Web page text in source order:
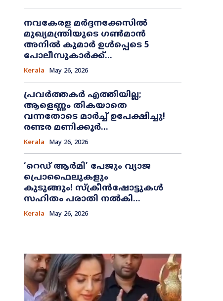
നവകേരള മർദ്ദനക്കേസിൽ
മുഖ്യമന്ത്രിയുടെ ഗൺമാൻ
അനിൽ കുമാർ ഉൾപ്പെടെ 5
പോലീസുകാർക്ക്...
Kerala May 26, 2026
പ്രവർത്തകർ എത്തിയില്ല;
ആളെണ്ണം തികയാതെ
വന്നതോടെ മാർച്ച് ഉപേക്ഷിച്ചു!
രണ്ടര മണിക്കൂർ...
Kerala May 26, 2026
​‘റെഡ് ആർമി’ പേജും വ്യാജ
പ്രൊഫൈലുകളും
കുടുങ്ങും! സ്ക്രീൻഷോട്ടുകൾ
സഹിതം പരാതി നൽകി...
Kerala May 26, 2026